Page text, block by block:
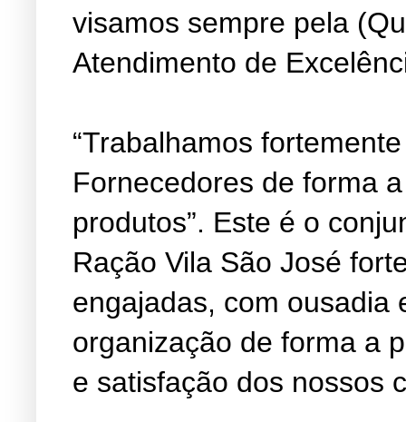
visamos sempre pela
Atendimento de
“Trabalhamos
Fornecedores de forma
produtos”. Este é o
Ração Vila São José
engajadas, com ousadia
organização de forma a
e satisfação dos nossos